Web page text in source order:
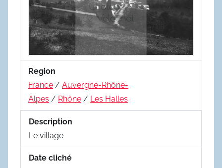
Region
France / Auvergne-Rhône-
Alpes / Rhône / Les Halles
Description
Le village
Date cliché